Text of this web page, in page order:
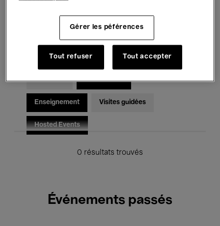
Musique classique Global Music
Musique électronique
Pour tous Kids’ Palace
Enseignement Visites guidées
Hosted Events
0 résultats trouvés
Événements passés
Gérer les péférences
Tout refuser Tout accepter